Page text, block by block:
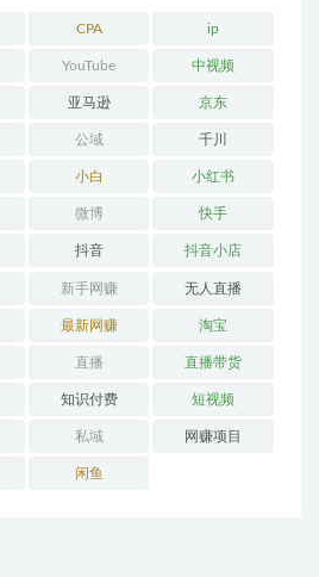
CPA ip
YouTube 中视频
亚马逊 京东
公域 千川
小白 小红书
微博 快手
抖音 抖音小店
新手网赚 无人直播
最新网赚 淘宝
直播 直播带货
知识付费 短视频
私域 网赚项目
闲鱼